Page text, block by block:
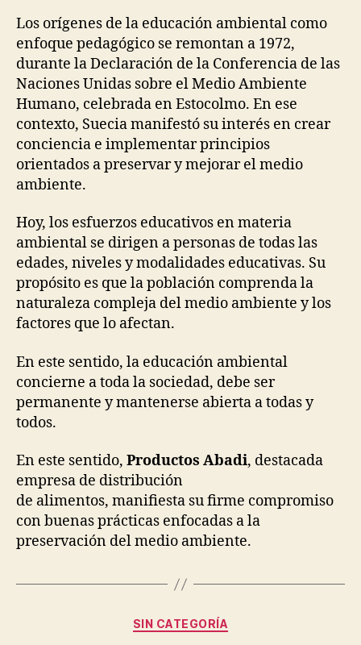
Los orígenes de la educación ambiental como
enfoque pedagógico se remontan a 1972,
durante la Declaración de la Conferencia de las
Naciones Unidas sobre el Medio Ambiente
Humano, celebrada en Estocolmo. En ese
contexto, Suecia manifestó su interés en crear
conciencia e implementar principios
orientados a preservar y mejorar el medio
ambiente.
Hoy, los esfuerzos educativos en materia
ambiental se dirigen a personas de todas las
edades, niveles y modalidades educativas. Su
propósito es que la población comprenda la
naturaleza compleja del medio ambiente y los
factores que lo afectan.
En este sentido, la educación ambiental
concierne a toda la sociedad, debe ser
permanente y mantenerse abierta a todas y
todos.
En este sentido, Productos Abadi, destacada
empresa de distribución
de alimentos, manifiesta su firme compromiso
con buenas prácticas enfocadas a la
preservación del medio ambiente.
Categorías
SIN CATEGORÍA